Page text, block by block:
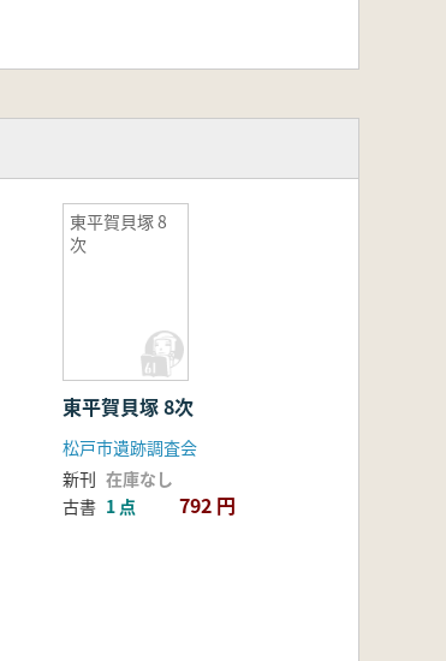
東平賀貝塚 8
次
東平賀貝塚 8次
松戸市遺跡調査会
新刊 在庫なし
古書 1 点 792 円